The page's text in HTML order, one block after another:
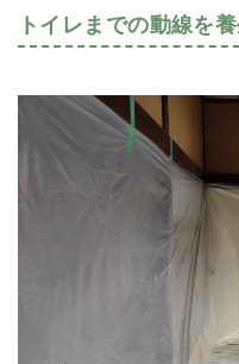
トイレまでの動線を